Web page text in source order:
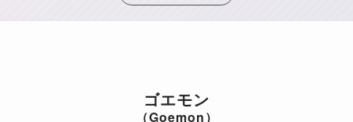
ゴエモン
（Goemon）